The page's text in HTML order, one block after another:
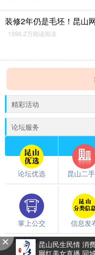
装修2年仍是毛坯！昆山
1996.2万阅读阅读
精彩活动
论坛服务
论坛优选 昆山二
掌上公交 信息发
都翻到这儿了，
触屏版/电脑版昆山民生民情 消
网红美女直播 同